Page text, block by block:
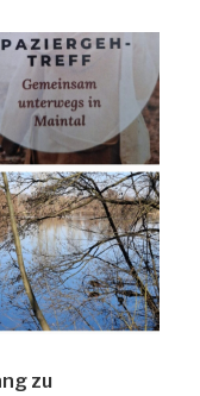
zu